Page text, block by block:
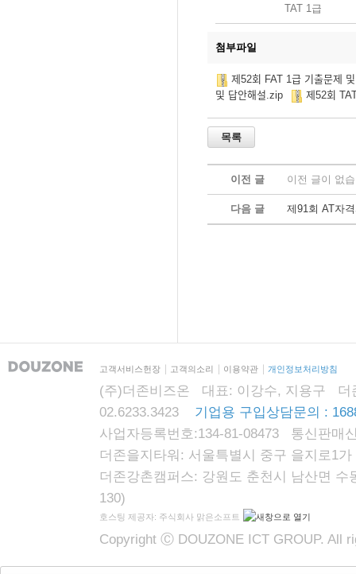
TAT 1급
첨부파일
제52회 FAT 1급 기출문제 및
및 답안해설.zip
제52회 TAT
이전 글 이전 글이 없
다음 글 제91회 AT자
고객서비스헌장 고객의소리 이용약관 개인정보처리방침
(주)더존비즈온 대표: 이강수, 지용구 더
02.6233.3423 기업용 구입상담문의 :
사업자등록번호:134-81-08473 통신판매
더존을지타워: 서울특별시 중구 을지로1
더존강촌캠퍼스: 강원도 춘천시 남산면
130)
호스팅 제공자: 주식회사 맑은소프트
Copyright Ⓒ DOUZONE ICT GROUP. All